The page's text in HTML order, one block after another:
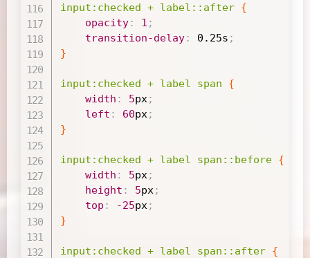
input :checked + label ::after {
opacity: 1 ;
transition-delay: 0.25s ;
}
input :checked + label span
{
width : 5px;
left : 60px;
}
input :checked + label span ::before {
width : 5px;
height : 5px;
top : -25px;
}
input :checked + label span ::after {